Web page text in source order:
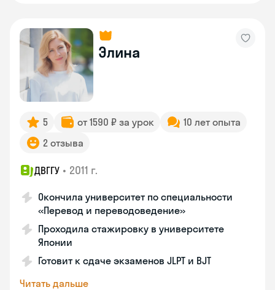
Элина
5 от 1590 ₽ за урок
10 лет опыта
2 отзыва
ДВГГУ • 2011 г.
Окончила университет по специальности
«Перевод и переводоведение»
Проходила стажировку в университете
Японии
Готовит к сдаче экзаменов JLPT и BJT
Читать дальше